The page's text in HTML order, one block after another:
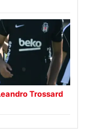
Trossard